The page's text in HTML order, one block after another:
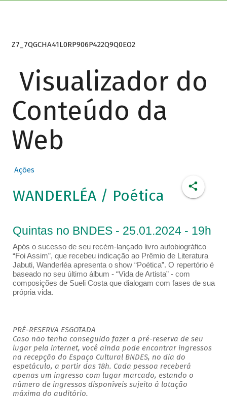
Z7_7QGCHA41L0RP906P422Q9Q0EO2
Visualizador do
Conteúdo da
Web
Ações
WANDERLÉA / Poética
Quintas no BNDES - 25.01.2024 - 19h
Após o sucesso de seu recém-lançado livro autobiográfico
“Foi Assim”, que recebeu indicação ao Prêmio de Literatura
Jabuti, Wanderléa apresenta o show “Poética”. O repertório é
baseado no seu último álbum - “Vida de Artista” - com
composições de Sueli Costa que dialogam com fases de sua
própria vida.
PRÉ-RESERVA ESGOTADA
Caso não tenha conseguido fazer a pré-reserva de seu
lugar pela internet, você ainda pode encontrar ingressos
na recepção do Espaço Cultural BNDES, no dia do
espetáculo, a partir das 18h. Cada pessoa receberá
apenas um ingresso com lugar marcado, estando o
número de ingressos disponíveis sujeito à lotação
máxima do auditório.